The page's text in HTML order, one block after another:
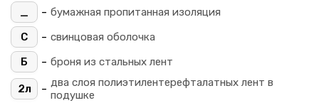
_
- бумажная пропитанная изоляция
С
- свинцовая оболочка
Б
- броня из стальных лент
2л - два слоя полиэтилентерефталатных лент в
подушке